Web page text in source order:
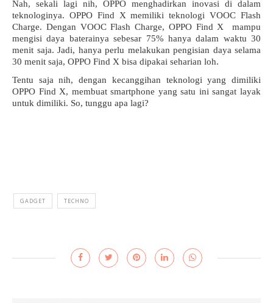
Nah, sekali lagi nih, OPPO menghadirkan inovasi di dalam
teknologinya. OPPO Find X memiliki teknologi VOOC Flash
Charge. Dengan VOOC Flash Charge, OPPO Find X  mampu
mengisi daya baterainya sebesar 75% hanya dalam waktu 30
menit saja. Jadi, hanya perlu melakukan pengisian daya selama
30 menit saja, OPPO Find X bisa dipakai seharian loh.
Tentu saja nih, dengan kecanggihan teknologi yang dimiliki
OPPO Find X, membuat smartphone yang satu ini sangat layak
untuk dimiliki. So, tunggu apa lagi?
GADGET TECHNO